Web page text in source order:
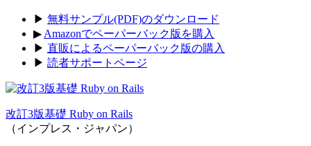
▶ 無料サンプル(PDF)のダウンロード
▶ Amazonでペーパーバック版を購入
▶ 直販によるペーパーバック版の購入
▶ 読者サポートページ
改訂3版基礎 Ruby on Rails
（インプレス・ジャパン）